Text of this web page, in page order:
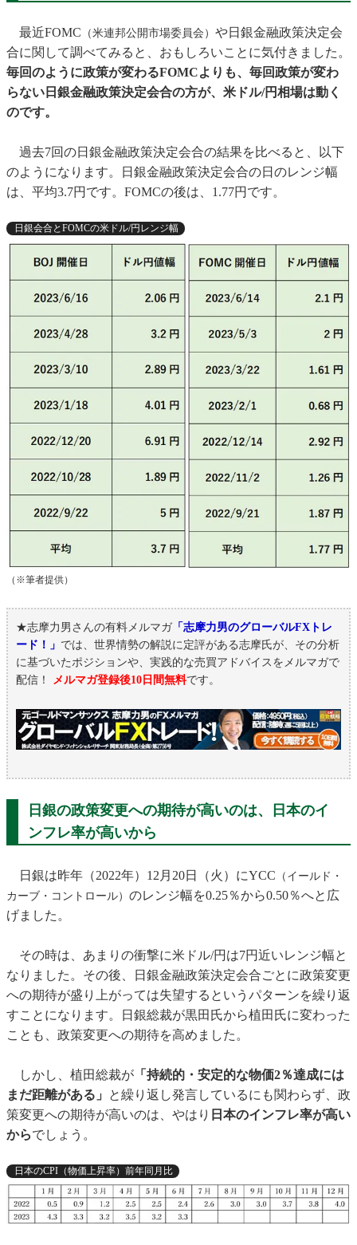
最近FOMC （米連邦公開市場委員会） や日銀金融政策決定会
合に関して調べてみると、おもしろいことに気付きました。
毎回のように政策が変わるFOMCよりも、毎回政策が変わ
らない日銀金融政策決定会合の方が、米ドル/円相場は動く
のです。
過去7回の日銀金融政策決定会合の結果を比べると、以下
のようになります。日銀金融政策決定会合の日のレンジ幅
は、平均3.7円です。FOMCの後は、1.77円です。
日銀会合とFOMCの米ドル/円レンジ幅
（※筆者提供）
★志摩力男さんの有料メルマガ「志摩力男のグローバルFXトレ
ード！」 では、世界情勢の解説に定評がある志摩氏が、その分析
に基づいたポジションや、実践的な売買アドバイスをメルマガで
配信！
メルマガ登録後10日間無料です。
日銀の政策変更への期待が高いのは、日本のイ
ンフレ率が高いから
日銀は昨年（2022年）12月20日（火）にYCC （イールド・
カーブ・コントロール） のレンジ幅を0.25％から0.50％へと広
げました。
その時は、あまりの衝撃に米ドル/円は7円近いレンジ幅と
なりました。その後、日銀金融政策決定会合ごとに政策変更
への期待が盛り上がっては失望するというパターンを繰り返
すことになります。日銀総裁が黒田氏から植田氏に変わった
ことも、政策変更への期待を高めました。
しかし、植田総裁が 「持続的・安定的な物価2％達成には
まだ距離がある」
と繰り返し発言しているにも関わらず、政
策変更への期待が高いのは、やはり 日本のインフレ率が高い
からでしょう。
日本のCPI（物価上昇率）前年同月比